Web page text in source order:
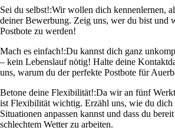
Sei du selbst!:Wir wollen dich kennenlernen,
deiner Bewerbung. Zeig uns, wer du bist und
Postbote zu werden!
Mach es einfach!:Du kannst dich ganz
– kein Lebenslauf nötig! Halte deine
uns, warum du der perfekte Postbote für
Betone deine Flexibilität!:Da wir an fünf
ist Flexibilität wichtig. Erzähl uns, wie du dich
Situationen anpassen kannst und dass du
schlechtem Wetter zu arbeiten.